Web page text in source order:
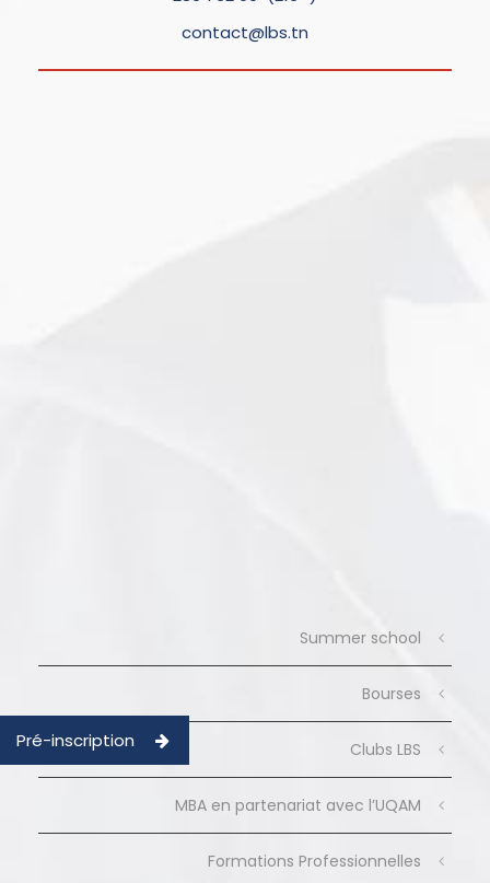
contact@lbs.tn
Summer school
Bourses
Clubs LBS
MBA en partenariat avec l’UQAM
Formations Professionnelles
Pré-inscription